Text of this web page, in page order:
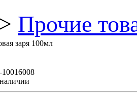
> Прочие
заря 100мл
10016008